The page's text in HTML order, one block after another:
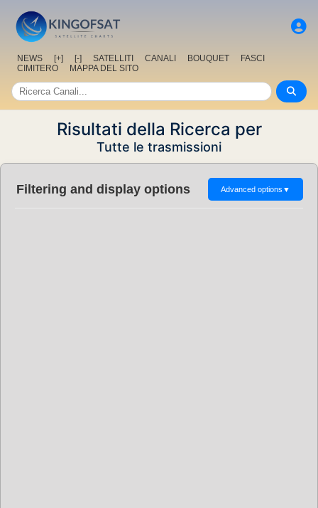
NEWS [+] [-] SATELLITI CANALI BOUQUET
FASCI
CIMITERO
MAPPA DEL SITO
Risultati della Ricerca per
Tutte le trasmissioni
Filtering and display options Advanced options ▼